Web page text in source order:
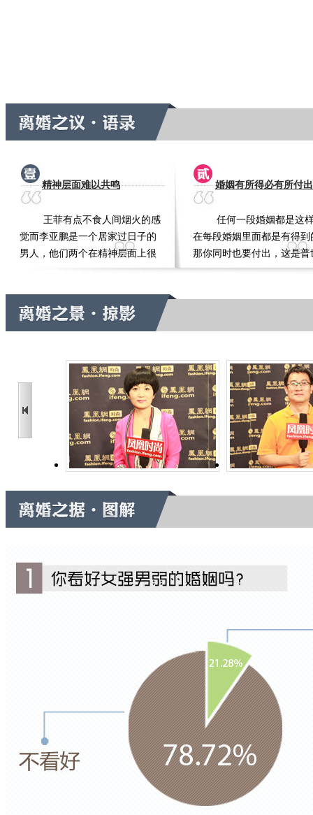
精神层面难以共鸣
王菲有点不食人间烟火的感
觉而李亚鹏是一个居家过日子的
男人，他们两个在精神层面上很
婚姻有所得必有所付出
任何一段婚姻都是这
在每段婚姻里面都是有得到
那你同时也要付出，这是普
规律。[详细]